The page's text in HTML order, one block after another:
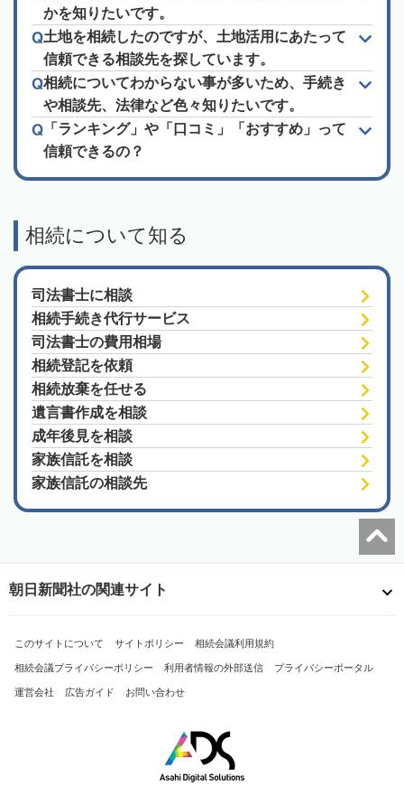
かを知りたいです。
土地を相続したのですが、土地活用にあたって
信頼できる相談先を探しています。
相続についてわからない事が多いため、手続き
や相談先、法律など色々知りたいです。
「ランキング」や「口コミ」「おすすめ」って
信頼できるの？
相続について知る
司法書士に相談
相続手続き代行サービス
司法書士の費用相場
相続登記を依頼
相続放棄を任せる
遺言書作成を相談
成年後見を相談
家族信託を相談
家族信託の相談先
朝日新聞社の関連サイト
このサイトについて サイトポリシー 相続会議利用規約
相続会議プライバシーポリシー 利用者情報の外部送信 プライバシーポータル
運営会社 広告ガイド お問い合わせ